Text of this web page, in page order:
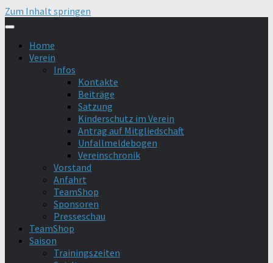
Zum Inhalt springen
Home
Verein
Infos
Kontakte
Beiträge
Satzung
Kinderschutz im Verein
Antrag auf Mitgliedschaft
Unfallmeldebogen
Vereinschronik
Vorstand
Anfahrt
TeamShop
Sponsoren
Presseschau
TeamShop
Saison
Trainingszeiten